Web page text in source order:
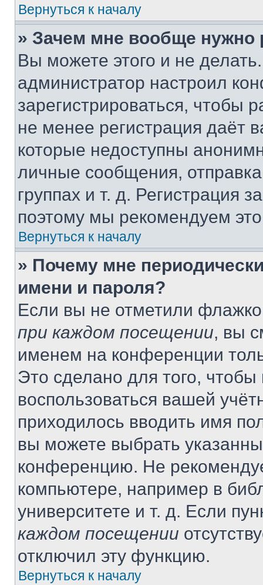
Вернуться к началу
» Зачем мне вообще нужно
Вы можете этого и не
администратор настроил
зарегистрироваться, чтобы
не менее регистрация даёт
которые недоступны
личные сообщения,
группах и т. д. Регистрация
поэтому мы рекомендуем
Вернуться к началу
» Почему мне
имени и пароля?
Если вы не отметили
при каждом посещении, вы
именем на конференции
Это сделано для того, чтобы
воспользоваться вашей
приходилось вводить имя
вы можете выбрать
конференцию. Не
компьютере, например в
университете и т. д. Если
каждом посещении
отключил эту функцию.
Вернуться к началу